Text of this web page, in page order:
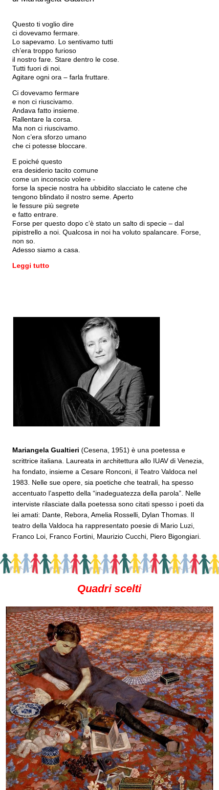
Questo ti voglio dire
ci dovevamo fermare.
Lo sapevamo. Lo sentivamo tutti
ch’era troppo furioso
il nostro fare. Stare dentro le cose.
Tutti fuori di noi.
Agitare ogni ora – farla fruttare.
Ci dovevamo fermare
e non ci riuscivamo.
Andava fatto insieme.
Rallentare la corsa.
Ma non ci riuscivamo.
Non c’era sforzo umano
che ci potesse bloccare.
E poiché questo
era desiderio tacito comune
come un inconscio volere -
forse la specie nostra ha ubbidito slacciato le catene che
tengono blindato il nostro seme. Aperto
le fessure più segrete
e fatto entrare.
Forse per questo dopo c’è stato un salto di specie – dal
pipistrello a noi. Qualcosa in noi ha voluto spalancare. Forse,
non so.
Adesso siamo a casa.
Leggi tutto
Mariangela Gualtieri (Cesena, 1951) è una poetessa e
scrittrice italiana. Laureata in architettura allo IUAV di Venezia,
ha fondato, insieme a Cesare Ronconi, il Teatro Valdoca nel
1983. Nelle sue opere, sia poetiche che teatrali, ha spesso
accentuato l’aspetto della “inadeguatezza della parola”. Nelle
interviste rilasciate dalla poetessa sono citati spesso i poeti da
lei amati: Dante, Rebora, Amelia Rosselli, Dylan Thomas. Il
teatro della Valdoca ha rappresentato poesie di Mario Luzi,
Franco Loi, Franco Fortini, Maurizio Cucchi, Piero Bigongiari.
Quadri scelti